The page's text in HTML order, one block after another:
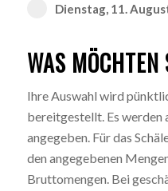
Dienstag, 11.
WAS
Ihre Auswahl wird
bereitgestellt. Es werden
angegeben. Für das
den angegebenen
Bruttomengen. Bei